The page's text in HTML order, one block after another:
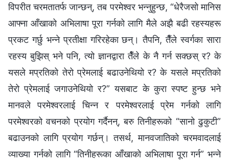
विपरीत चरमतातर्फ जान्छन्, तब परमेश्‍वर भन्‍नुहुन्छ, “धेरैजसो मानिस
आफ्ना आँखाको अभिलाषा पूरा गर्नको लागि मैले अझै बढी रहस्यहरू
प्रकट गर्छु भन्‍ने प्रतीक्षा गरिरहेका छन्। तैपनि, तैँले स्वर्गका सारा
रहस्य बुझिस् भने पनि, त्यो ज्ञानद्वारा तैँले के नै गर्न सक्छस् र? के
यसले मप्रतिको तेरो प्रेमलाई बढाउनेथियो र? के यसले मप्रतिको
तेरो प्रेमलाई जगाउनेथियो र?” यसबाट के कुरा स्पष्ट हुन्छ भने
मानवले परमेश्‍वरलाई चिन्‍न र परमेश्‍वरलाई प्रेम गर्नको लागि
परमेश्‍वरको वचनको प्रयोग गर्दैनन्, बरु तिनीहरूको “सानो ढुकुटी”
बढाउनको लागि प्रयोग गर्छन्। तसर्थ, मानवजातिको चरमवादलाई
व्याख्या गर्नको लागि “तिनीहरूका आँखाको अभिलाषा पूरा गर्न” भन्‍ने